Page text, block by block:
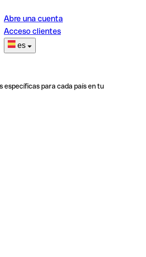
Abre una cuenta
Acceso clientes
es
específicas para cada país en tu